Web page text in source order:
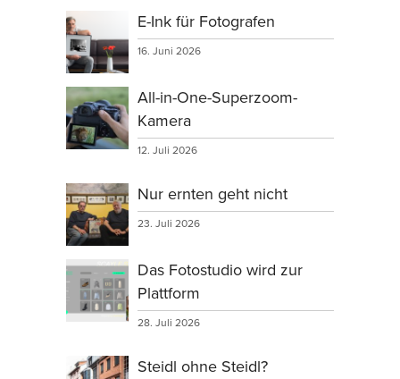
E-Ink für Fotografen
16. Juni 2026
All-in-One-Superzoom-
Kamera
12. Juli 2026
Nur ernten geht nicht
23. Juli 2026
Das Fotostudio wird zur
Plattform
28. Juli 2026
Steidl ohne Steidl?